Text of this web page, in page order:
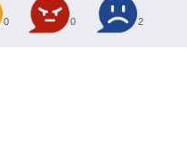
0 0 2